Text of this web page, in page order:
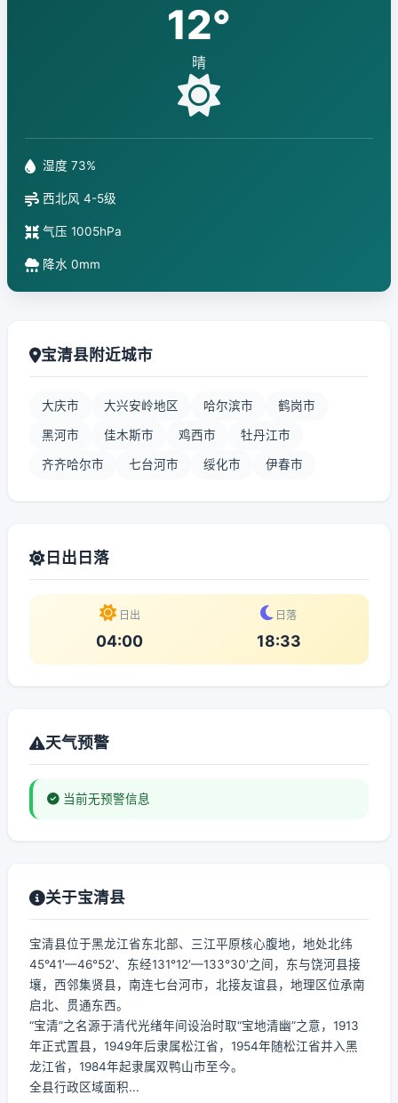
12°
晴
湿度 73%
西北风 4-5级
气压 1005hPa
降水 0mm
宝清县附近城市
大庆市 大兴安岭地区 哈尔滨市 鹤岗市
黑河市 佳木斯市 鸡西市 牡丹江市
齐齐哈尔市 七台河市 绥化市 伊春市
日出日落
日出
04:00
日落
18:33
天气预警
当前无预警信息
关于宝清县
宝清县位于黑龙江省东北部、三江平原核心腹地，地处北纬
45°41′—46°52′、东经131°12′—133°30′之间，东与饶河县接
壤，西邻集贤县，南连七台河市，北接友谊县，地理区位承南
启北、贯通东西。
“宝清”之名源于清代光绪年间设治时取“宝地清幽”之意，1913
年正式置县，1949年后隶属松江省，1954年随松江省并入黑
龙江省，1984年起隶属双鸭山市至今。
全县行政区域面积...